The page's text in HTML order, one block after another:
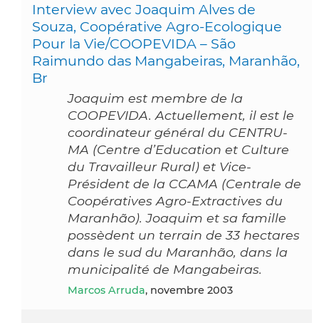
Interview avec Joaquim Alves de
Souza, Coopérative Agro-Ecologique
Pour la Vie/COOPEVIDA – São
Raimundo das Mangabeiras, Maranhão,
Br
Joaquim est membre de la
COOPEVIDA. Actuellement, il est le
coordinateur général du CENTRU-
MA (Centre d’Education et Culture
du Travailleur Rural) et Vice-
Président de la CCAMA (Centrale de
Coopératives Agro-Extractives du
Maranhão). Joaquim et sa famille
possèdent un terrain de 33 hectares
dans le sud du Maranhão, dans la
municipalité de Mangabeiras.
Marcos Arruda, novembre 2003